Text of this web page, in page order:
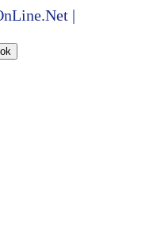
|
ok